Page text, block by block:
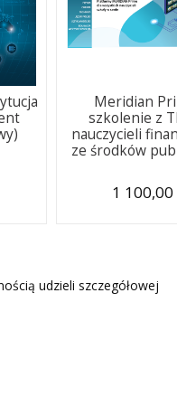
Meridian
szkolenie z
nauczycieli
ze środków
1 100,00
udzieli szczegółowej